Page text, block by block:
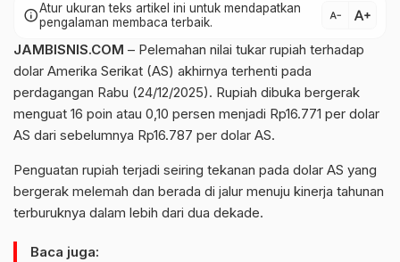
infoAtur ukuran teks artikel ini untuk mendapatkan
pengalaman membaca terbaik.
text_decrease text_increase
JAMBISNIS.COM – Pelemahan nilai tukar rupiah terhadap
dolar Amerika Serikat (AS) akhirnya terhenti pada
perdagangan Rabu (24/12/2025). Rupiah dibuka bergerak
menguat 16 poin atau 0,10 persen menjadi Rp16.771 per dolar
AS dari sebelumnya Rp16.787 per dolar AS.
Penguatan rupiah terjadi seiring tekanan pada dolar AS yang
bergerak melemah dan berada di jalur menuju kinerja tahunan
terburuknya dalam lebih dari dua dekade.
Baca juga: